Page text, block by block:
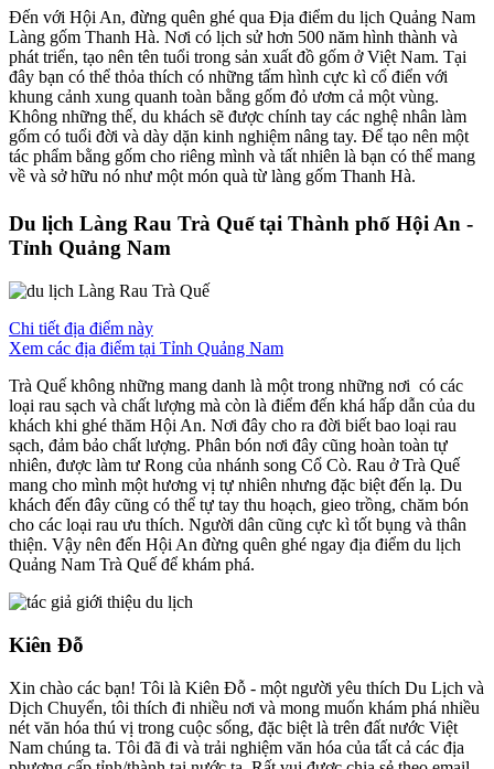
Đến với Hội An, đừng quên ghé qua Địa điểm du lịch Quảng Nam
Làng gốm Thanh Hà. Nơi có lịch sử hơn 500 năm hình thành và
phát triển, tạo nên tên tuổi trong sản xuất đồ gốm ở Việt Nam. Tại
đây bạn có thể thỏa thích có những tấm hình cực kì cổ điển với
khung cảnh xung quanh toàn bằng gốm đỏ ươm cả một vùng.
Không những thế, du khách sẽ được chính tay các nghệ nhân làm
gốm có tuổi đời và dày dặn kinh nghiệm nâng tay. Để tạo nên một
tác phẩm bằng gốm cho riêng mình và tất nhiên là bạn có thể mang
về và sở hữu nó như một món quà từ làng gốm Thanh Hà.
Du lịch Làng Rau Trà Quế tại Thành phố Hội An -
Tỉnh Quảng Nam
Chi tiết địa điểm này
Xem các địa điểm tại Tỉnh Quảng Nam
Trà Quế không những mang danh là một trong những nơi có các
loại rau sạch và chất lượng mà còn là điểm đến khá hấp dẫn của du
khách khi ghé thăm Hội An. Nơi đây cho ra đời biết bao loại rau
sạch, đảm bảo chất lượng. Phân bón nơi đây cũng hoàn toàn tự
nhiên, được làm tư Rong của nhánh song Cổ Cò. Rau ở Trà Quế
mang cho mình một hương vị tự nhiên nhưng đặc biệt đến lạ. Du
khách đến đây cũng có thể tự tay thu hoạch, gieo trồng, chăm bón
cho các loại rau ưu thích. Người dân cũng cực kì tốt bụng và thân
thiện. Vậy nên đến Hội An đừng quên ghé ngay địa điểm du lịch
Quảng Nam Trà Quế để khám phá.
Kiên Đỗ
Xin chào các bạn! Tôi là Kiên Đỗ - một người yêu thích Du Lịch và
Dịch Chuyển, tôi thích đi nhiều nơi và mong muốn khám phá nhiều
nét văn hóa thú vị trong cuộc sống, đặc biệt là trên đất nước Việt
Nam chúng ta. Tôi đã đi và trải nghiệm văn hóa của tất cả các địa